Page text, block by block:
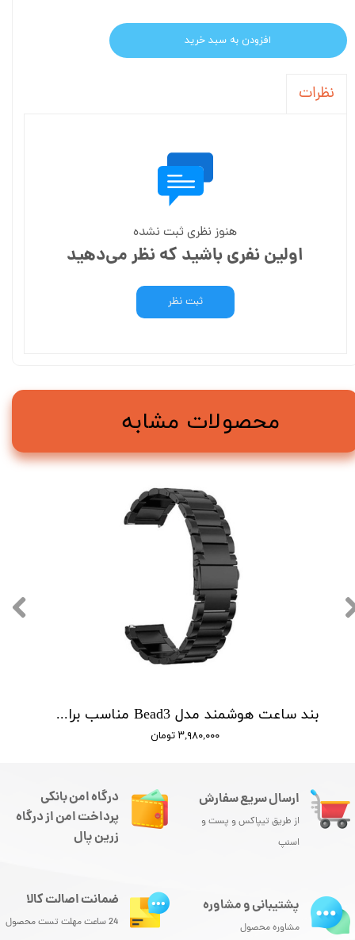
افزودن به سبد خرید
نظرات
هنوز نظری ثبت نشده
اولین نفری باشید که نظر می‌دهید
ثبت نظر
بند ساعت هوشمند مدل Bead3 مناسب برای ساعت هوشمند سامسونگ Galaxy Watch 46mm
۳,۹۸۰,۰۰۰ تومان
محصولات مشابه
ارسال سریع سفارش
از طریق تیپاکس و پست و
اسنپ
درگاه امن بانکی
پرداخت امن از درگاه
زرین پال
پشتیبانی و مشاوره
مشاوره محصول
ضمانت اصالت کالا
24 ساعت مهلت تست محصول